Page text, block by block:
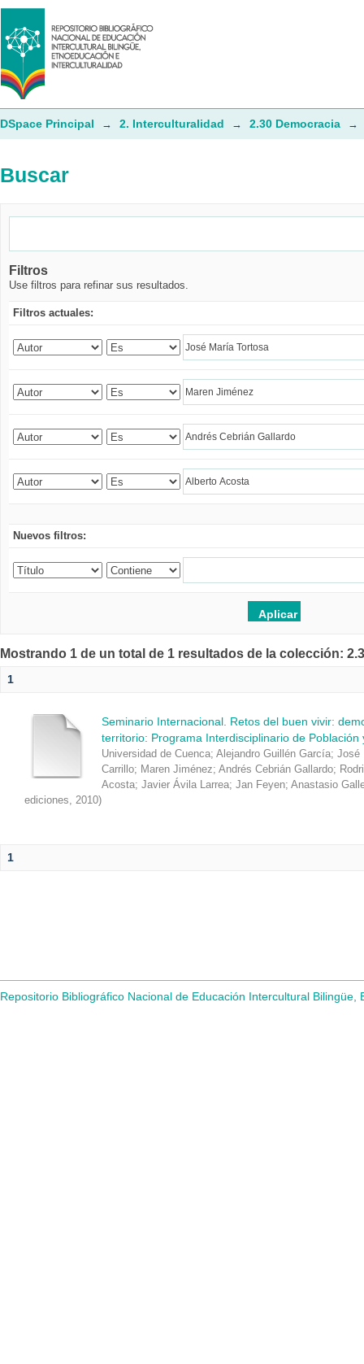
Buscar
DSpace Principal → 2. Interculturalidad → 2.30 Democracia →
Buscar
Filtros
Use filtros para refinar sus resultados.
Filtros actuales:
Nuevos filtros:
Mostrando 1 de un total de 1 resultados de la colección:
1
Seminario Internacional. Retos del buen vivir:
territorio: Programa Interdisciplinario de
Universidad de Cuenca; Alejandro Guillén García; José
Carrillo; Maren Jiménez; Andrés Cebrián Gallardo;
Acosta; Javier Ávila Larrea; Jan Feyen; Anastasio
ediciones, 2010)
1
Repositorio Bibliográfico Nacional de Educación Intercultural